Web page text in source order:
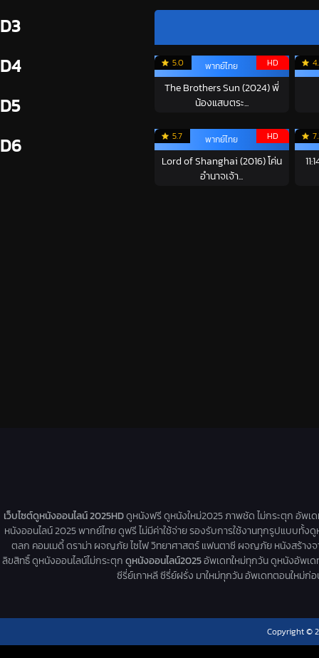
D3
D4
D5
D6
5.0 HD
พากย์ไทย
The Brothers Sun (2024) พี่
น้องแสบตระ...
5.7 HD
พากย์ไทย
Lord of Shanghai (2016) โค่น
อำนาจเจ้า...
เว็บไซต์ดูหนังออนไลน์ 2025HDดูหนังฟรี ดูหนังใหม่2025 ภาพชัด ไม่กระตุก อัพเ
หนังออนไลน์ 2025 พากย์ไทย ดูฟรี ไม่มีค่าใช้จ่าย รองรับการใช้งานทุกรูปแบบทั้
ตลก คอมเมดี้ ดราม่า ผจญภัย ไซไฟ วิทยาศาสตร์ แฟนตาซี ผจญภัย หนังสร้างจ
ลิขสิทธิ์ ดูหนังออนไลน์ไม่กระตุกดูหนังออนไลน์2025อัพเดทใหม่ทุกวัน ดูหนังอัพเด
ซีรี่ย์เกาหลี ซีรี่ย์ฝรั่ง มาใหม่ทุกวัน อัพเดทตอนใหม่ก่
Copyright ©